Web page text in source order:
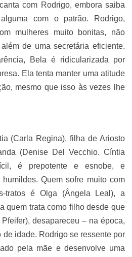
com Rodrigo, embora saiba
com o patrão. Rodrigo,
mulheres muito bonitas, não
de uma secretária eficiente.
Bela é ridicularizada por
Ela tenta manter uma atitude
mesmo que isso às vezes lhe
(Carla Regina), filha de Ariosto
(Denise Del Vecchio. Cíntia
é prepotente e esnobe, e
Quem sofre muito com
tratos é Olga (Ângela Leal), a
quem trata como filho desde que
desapareceu – na época,
idade. Rodrigo se ressente por
pela mãe e desenvolve uma